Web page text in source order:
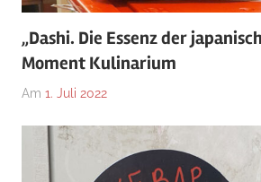
„Dashi. Die Essenz der
Moment Kulinarium
Am 1. Juli 2022